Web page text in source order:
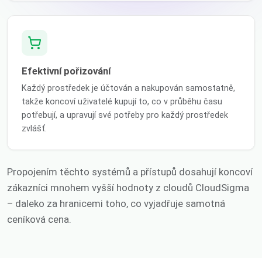
Efektivní pořizování
Každý prostředek je účtován a nakupován samostatně,
takže koncoví uživatelé kupují to, co v průběhu času
potřebují, a upravují své potřeby pro každý prostředek
zvlášť.
Propojením těchto systémů a přístupů dosahují koncoví
zákazníci mnohem vyšší hodnoty z cloudů CloudSigma
– daleko za hranicemi toho, co vyjadřuje samotná
ceníková cena.